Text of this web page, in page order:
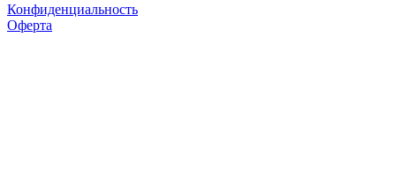
Конфиденциальность
Оферта